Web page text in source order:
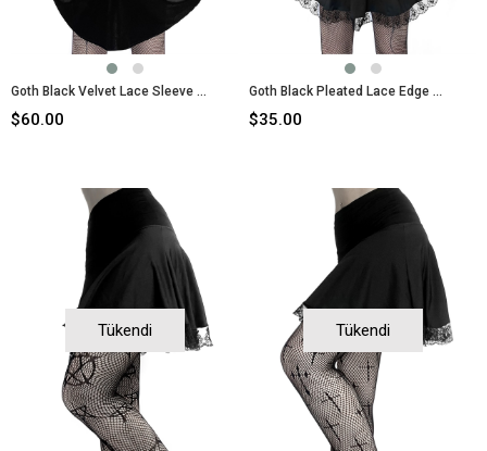
Goth Black Velvet Lace Sleeve Dress Gothic
$60.00
Goth Black Pleated Lace Edge Skirt
$35.00
Tükendi Tükendi